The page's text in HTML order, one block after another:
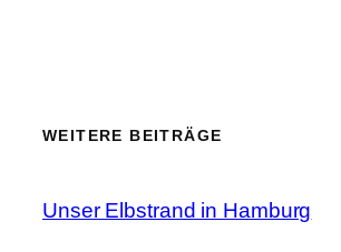
WEITERE BEITRÄGE
Unser Elbstrand in Hamburg